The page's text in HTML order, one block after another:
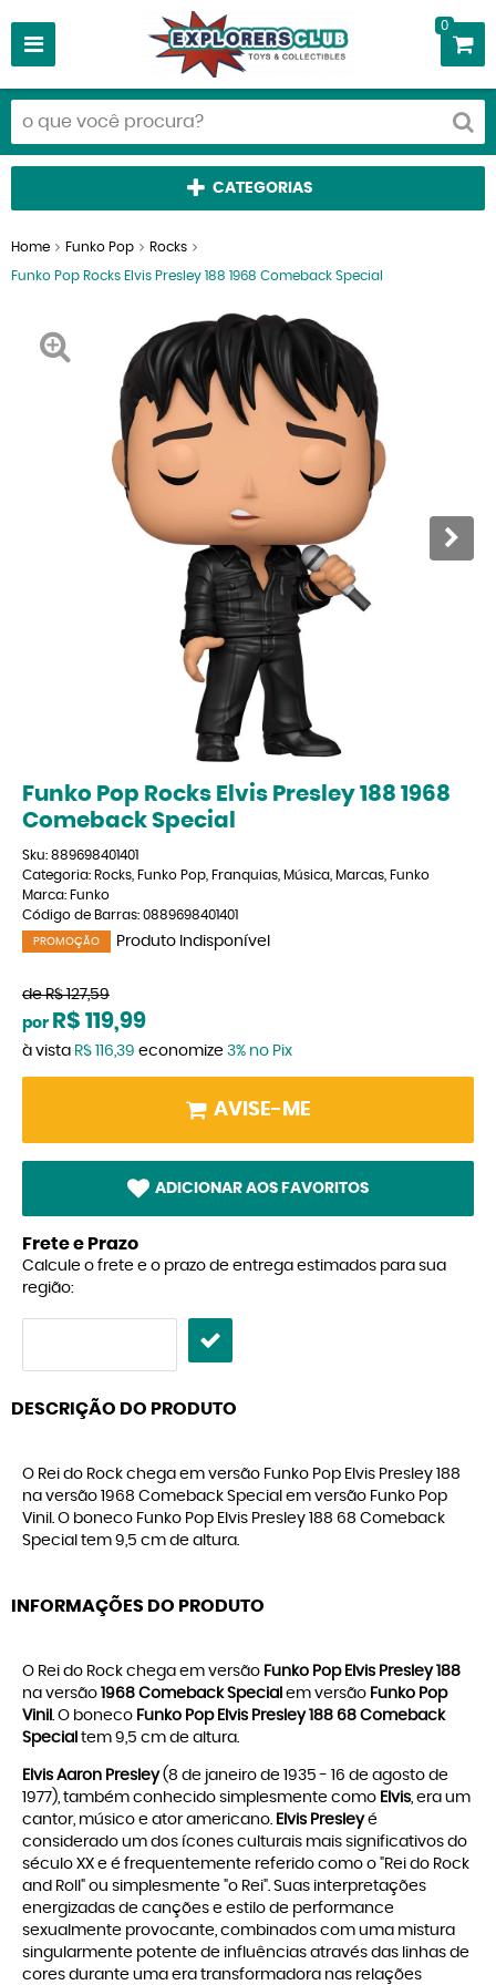
0
CATEGORIAS
Home Funko Pop Rocks
Funko Pop Rocks Elvis Presley 188 1968 Comeback Special
Funko Pop Rocks Elvis Presley 188 1968
Comeback Special
Sku: 889698401401
Categoria: Rocks Funko Pop Franquias Música Marcas Funko
Marca: Funko
Código de Barras: 0889698401401
PROMOÇÃO Produto Indisponível
de R$ 127,59
por R$ 119,99
à vista R$ 116,39 economize 3% no Pix
AVISE-ME
ADICIONAR AOS FAVORITOS
Frete e Prazo
Calcule o frete e o prazo de entrega estimados para sua
região:
DESCRIÇÃO DO PRODUTO
O Rei do Rock chega em versão Funko Pop Elvis Presley 188
na versão 1968 Comeback Special em versão Funko Pop
Vinil. O boneco Funko Pop Elvis Presley 188 68 Comeback
Special tem 9,5 cm de altura.
INFORMAÇÕES DO PRODUTO
O Rei do Rock chega em versão Funko Pop Elvis Presley 188
na versão 1968 Comeback Special em versão Funko Pop
Vinil . O boneco Funko Pop Elvis Presley 188 68 Comeback
Special tem 9,5 cm de altura.
Elvis Aaron Presley(8 de janeiro de 1935 - 16 de agosto de
1977), também conhecido simplesmente como Elvis, era um
cantor, músico e ator americano. Elvis Presleyé
considerado um dos ícones culturais mais significativos do
século XX e é frequentemente referido como o "Rei do Rock
and Roll" ou simplesmente "o Rei". Suas interpretações
energizadas de canções e estilo de performance
sexualmente provocante, combinados com uma mistura
singularmente potente de influências através das linhas de
cores durante uma era transformadora nas relações